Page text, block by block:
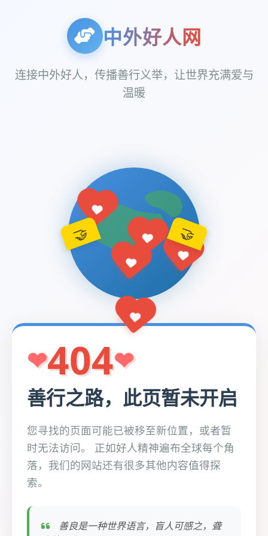
中外好人网
连接中外好人，传播善行义举，让世界充满爱与
温暖
🤝 🤝
404
善行之路，此页暂未开启
您寻找的页面可能已被移至新位置，或者暂
时无法访问。 正如好人精神遍布全球每个角
落，我们的网站还有很多其他内容值得探
索。
善良是一种世界语言，盲人可感之，聋